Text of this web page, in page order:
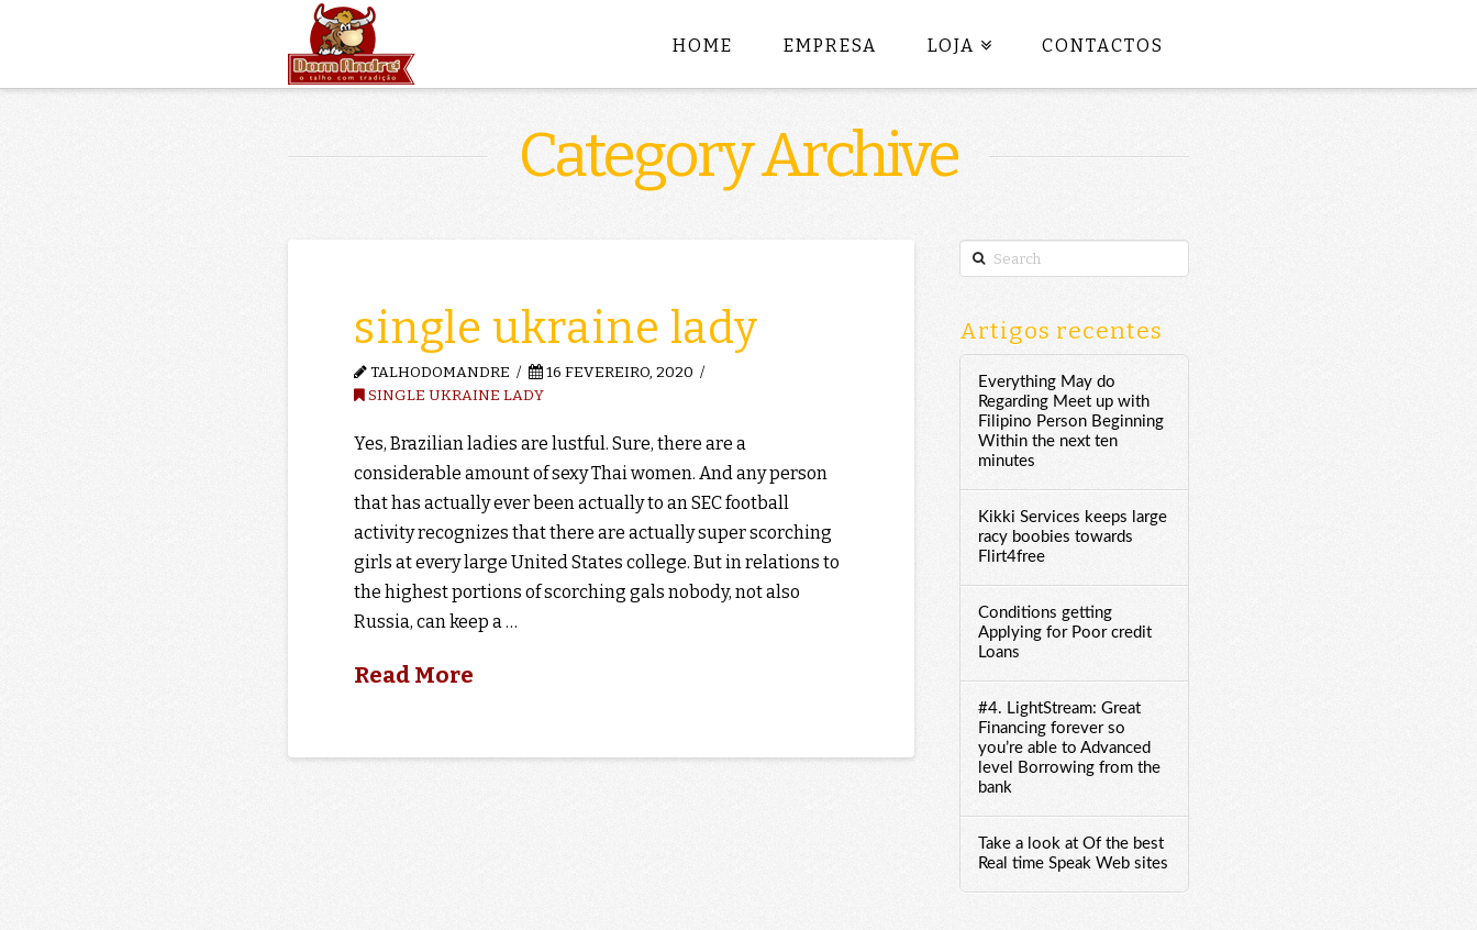
HOME EMPRESA LOJA CONTACTOS
Category Archive
single ukraine lady
TALHODOMANDRE
16 FEVEREIRO, 2020
SINGLE UKRAINE LADY
Yes, Brazilian ladies are lustful. Sure, there are a
considerable amount of sexy Thai women. And any person
that has actually ever been actually to an SEC football
activity recognizes that there are actually super scorching
girls at every large United States college. But in relations to
the highest portions of scorching gals nobody, not also
Russia, can keep a …
Read More
Search
Artigos recentes
Everything May do
Regarding Meet up with
Filipino Person Beginning
Within the next ten
minutes
Kikki Services keeps large
racy boobies towards
Flirt4free
Conditions getting
Applying for Poor credit
Loans
#4. LightStream: Great
Financing forever so
you’re able to Advanced
level Borrowing from the
bank
Take a look at Of the best
Real time Speak Web sites